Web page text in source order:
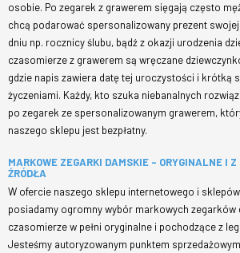
osobie. Po zegarek z grawerem sięgają często
chcą podarować spersonalizowany prezent
dniu np. rocznicy ślubu, bądź z okazji urodzenia
czasomierze z grawerem są wręczane
gdzie napis zawiera datę tej uroczystości i krótką
życzeniami. Każdy, kto szuka niebanalnych
po zegarek ze spersonalizowanym grawerem,
naszego sklepu jest bezpłatny.
MARKOWE ZEGARKI DAMSKIE – ORYGINALNE I Z
ŹRÓDŁA
W ofercie naszego sklepu internetowego i
posiadamy ogromny wybór markowych zegarków
czasomierze w pełni oryginalne i pochodzące z
Jesteśmy autoryzowanym punktem